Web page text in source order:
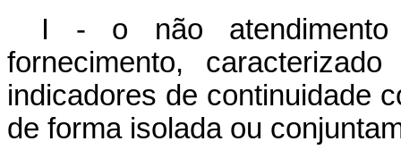
I - o não atendimento
fornecimento,
indicadores de continuidade
de forma isolada ou